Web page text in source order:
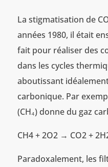
La stigmatisation de
années 1980, il était
fait pour réaliser des
dans les cycles
aboutissant
carbonique. Par
(CH₄) donne du gaz
CH4 + 2O2 → CO2 +
Paradoxalement, les